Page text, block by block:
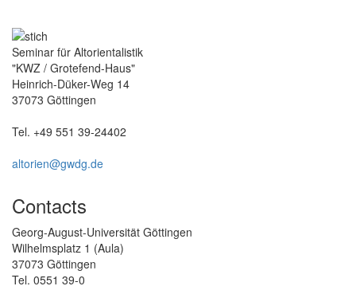
Seminar für Altorientalistik
"KWZ / Grotefend-Haus"
Heinrich-Düker-Weg 14
37073 Göttingen
Tel. +49 551 39-24402
altorien@gwdg.de
Contacts
Georg-August-Universität Göttingen
Wilhelmsplatz 1 (Aula)
37073 Göttingen
Tel. 0551 39-0